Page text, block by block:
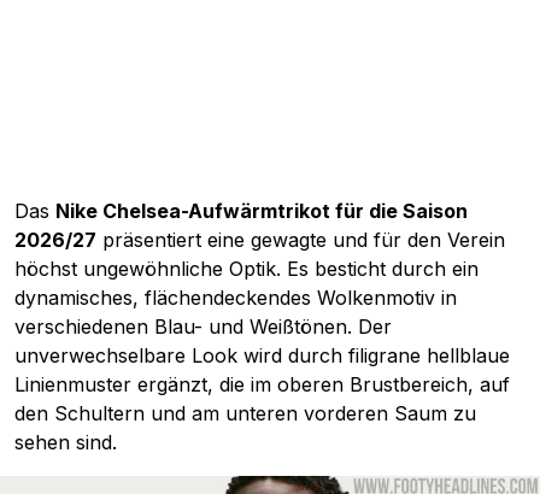
Das Nike Chelsea-Aufwärmtrikot für die Saison
2026/27 präsentiert eine gewagte und für den Verein
höchst ungewöhnliche Optik. Es besticht durch ein
dynamisches, flächendeckendes Wolkenmotiv in
verschiedenen Blau- und Weißtönen. Der
unverwechselbare Look wird durch filigrane hellblaue
Linienmuster ergänzt, die im oberen Brustbereich, auf
den Schultern und am unteren vorderen Saum zu
sehen sind.